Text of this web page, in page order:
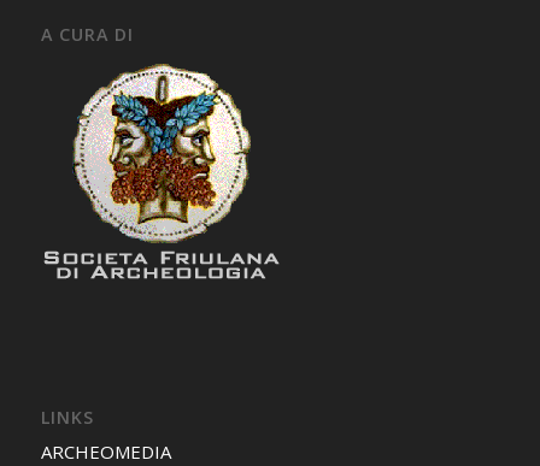
A CURA DI
LINKS
ARCHEOMEDIA